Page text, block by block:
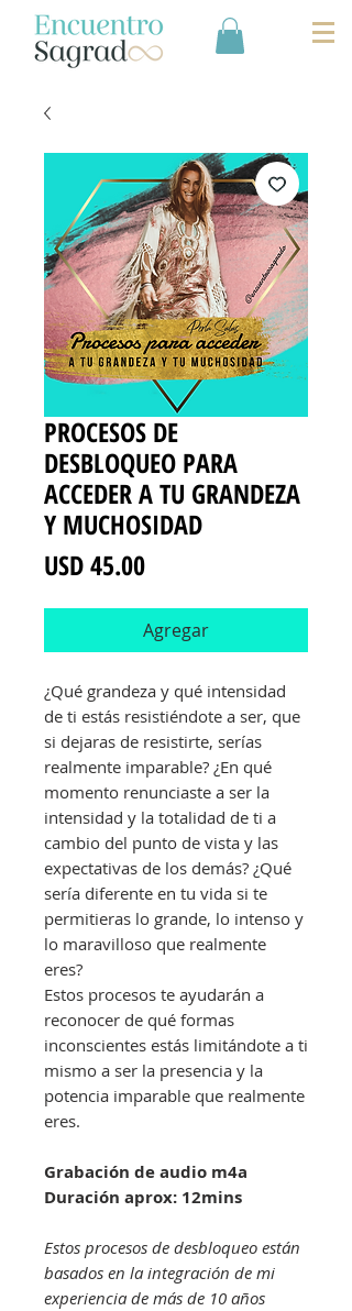
PROCESOS DE
DESBLOQUEO PARA
ACCEDER A TU GRANDEZA
Y MUCHOSIDAD
USD 45.00Precio
Agregar
¿Qué grandeza y qué intensidad
de ti estás resistiéndote a ser, que
si dejaras de resistirte, serías
realmente imparable? ¿En qué
momento renunciaste a ser la
intensidad y la totalidad de ti a
cambio del punto de vista y las
expectativas de los demás? ¿Qué
sería diferente en tu vida si te
permitieras lo grande, lo intenso y
lo maravilloso que realmente
eres?
Estos procesos te ayudarán a
reconocer de qué formas
inconscientes estás limitándote a ti
mismo a ser la presencia y la
potencia imparable que realmente
eres.
Grabación de audio m4a
Duración aprox: 12mins
Estos procesos de desbloqueo están
basados en la integración de mi
experiencia de más de 10 años